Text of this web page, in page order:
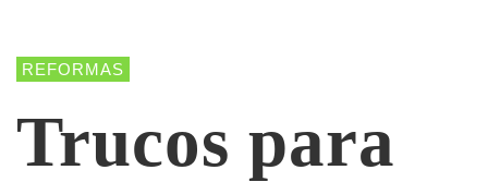
REFORMAS
Trucos para